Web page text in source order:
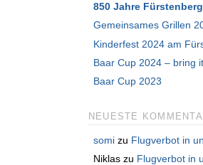
850 Jahre Fürstenberg
Gemeinsames Grillen
Kinderfest 2024 am
Baar Cup 2024 – bring
Baar Cup 2023
NEUESTE
somi zu Flugverbot in
Niklas zu Flugverbot in